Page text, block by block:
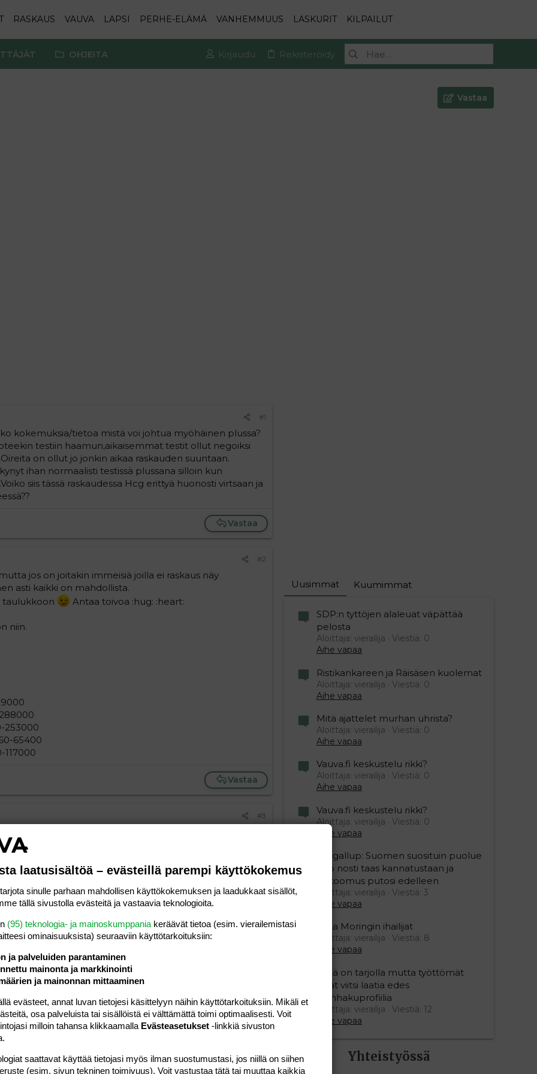
RASKAUS VAUVA LAPSI PERHE-ELÄMÄ VANHEMMUUS LASKURIT KILPAILUT
OHJEITA Kirjaudu Rekisteröidy
Vastaa
#1
kokemuksia/tietoa mistä voi johtua myöhäinen plussa?
testiin haamun,aikaisemmat testit ollut negoiksi
on ollut jo jonkin aikaa raskauden suuntaan.
ihan normaalisti testissä plussana silloin kun
siis tässä raskaudessa Hcg erittyä huonosti virtsaan ja
Vastaa
#2
jos on joitakin immeisiä joilla ei raskaus näy
asti kaikki on mahdollista.
taulukkoon
Antaa toivoa :hug: :heart:
niin.
253000
65400
117000
Vastaa
#3
verrata aikaisempiin raskauksiin? oon kuitenkin
"nopeaan" ryhmään.. No tässä kierrossa en tiedä
=)
joutunut)
pari viikkoa
epänormaalia mulle..)
myös viime KU:ssa :| )
oli vasta taukoa mutta palas takaisin)
ennen saatoin syödä vasta iltapäivällä eka kerran
viikkoa
oksennuksen melkeen lentämään,tupakka jäänyt pois
tuosta)
:ashamed:
mieleen
Vastaa
Uusimmat Kuumimmat
SDP:n tyttöjen alaleuat väpättää
pelosta
Aloittaja: vierailija
Viestiä: 0
Aihe vapaa
Ristikankareen ja Räisäsen kuolemat
Aloittaja: vierailija
Viestiä: 0
Aihe vapaa
Mitä ajattelet murhan uhrista?
Aloittaja: vierailija
Viestiä: 0
Aihe vapaa
Vauva.fi keskustelu rikki?
Aloittaja: vierailija
Viestiä: 0
Aihe vapaa
Vauva.fi keskustelu rikki?
Aloittaja: vierailija
Viestiä: 0
Aihe vapaa
Yle gallup: Suomen suosituin puolue
Sdp nosti taas kannatustaan ja
kokoomus putosi edelleen
Aloittaja: vierailija
Viestiä: 3
Aihe vapaa
Mika Moringin ihailijat
Aloittaja: vierailija
Viestiä: 8
Aihe vapaa
Töitä on tarjolla mutta työttömät
eivät viitsi laatia edes
työnhakuprofiilia
Aloittaja: vierailija
Viestiä: 12
Aihe vapaa
Yhteistyössä
laatusisältöä – evästeillä parempi käyttökokemus
sinulle parhaan mahdollisen käyttökokemuksen ja laadukkaat sisällöt,
tällä sivustolla evästeitä ja vastaavia teknologioita.
(95) teknologia- ja mainoskumppania keräävät tietoa (esim. vierailemis­tasi
ominaisuuk­sista) seuraaviin käyttötarkoituksiin:
ja palveluiden parantaminen
mainonta ja markkinointi
ja mainonnan mittaaminen
evästeet, annat luvan tietojesi käsittelyyn näihin käyttötarkoituksiin. Mikäli et
osa palveluista tai sisällöistä ei välttämättä toimi optimaalisesti. Voit
milloin tahansa klikkaamalla Evästeasetukset -linkkiä sivuston
saattavat käyttää tietojasi myös ilman suostumustasi, jos niillä on siihen
(esim. sivun tekninen toimivuus). Voit vastustaa tätä tai muuttaa kaikkia